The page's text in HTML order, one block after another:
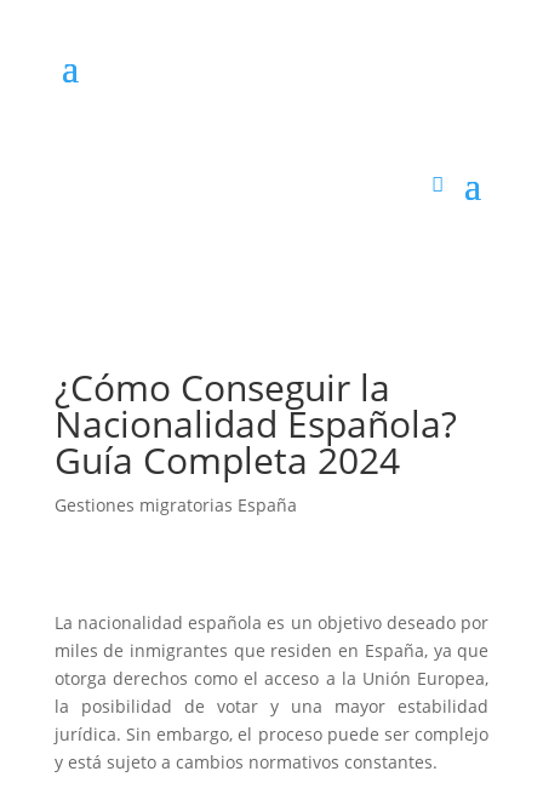
¿Cómo Conseguir la
Nacionalidad Española?
Guía Completa 2024
Gestiones migratorias España
La nacionalidad española es un objetivo deseado por
miles de inmigrantes que residen en España, ya que
otorga derechos como el acceso a la Unión Europea,
la posibilidad de votar y una mayor estabilidad
jurídica. Sin embargo, el proceso puede ser complejo
y está sujeto a cambios normativos constantes.